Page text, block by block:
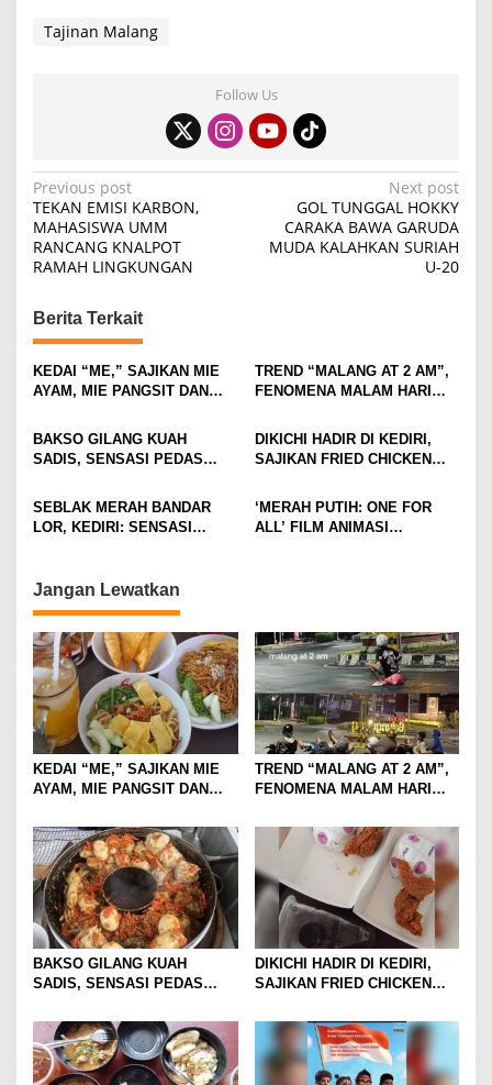
Tajinan Malang
Follow Us
P
o
s
n
a
v
g
a
t
i
n
Previous post
TEKAN EMISI KARBON,
MAHASISWA UMM
RANCANG KNALPOT
RAMAH LINGKUNGAN
Next post
GOL TUNGGAL HOKKY
CARAKA BAWA GARUDA
MUDA KALAHKAN SURIAH
U-20
Berita Terkait
KEDAI “ME,” SAJIKAN MIE
AYAM, MIE PANGSIT DAN
SAJA
TREND “MALANG AT 2 AM”,
FENOMENA MALAM HARI
KALANGAN ANAK MUDA
BAKSO GILANG KUAH
SADIS, SENSASI PEDAS
GORENG USUS CRISPY
IKONIKNYA
DIKICHI HADIR DI KEDIRI,
SAJIKAN FRIED CHICKEN
SEBLAK MERAH BANDAR
LOR, KEDIRI: SENSASI
‘MERAH PUTIH: ONE FOR
ALL’ FILM ANIMASI
Jangan Lewatkan
KEDAI “ME,” SAJIKAN MIE
AYAM, MIE PANGSIT DAN
SAJA
TREND “MALANG AT 2 AM”,
FENOMENA MALAM HARI
KALANGAN ANAK MUDA
BAKSO GILANG KUAH
SADIS, SENSASI PEDAS
GORENG USUS CRISPY
IKONIKNYA
DIKICHI HADIR DI KEDIRI,
SAJIKAN FRIED CHICKEN